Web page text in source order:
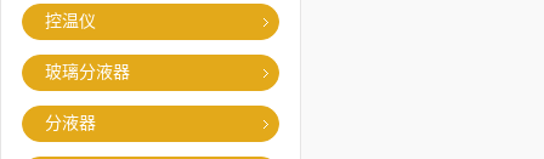
控温仪
玻璃分液器
分液器